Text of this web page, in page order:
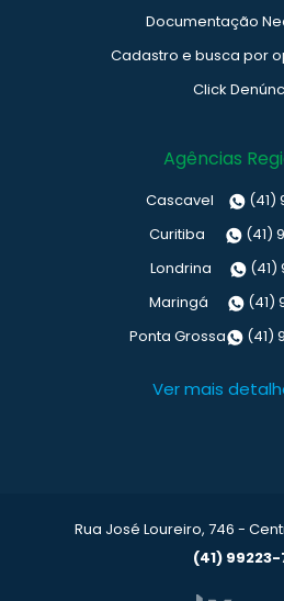
Documentação
Cadastro e busca por
Click
Agências
Cascavel
(41)
Curitiba
(41)
Londrina
(41)
Maringá
(41)
Ponta Grossa
(41)
Ver mais
Rua José Loureiro, 746 -
(41)